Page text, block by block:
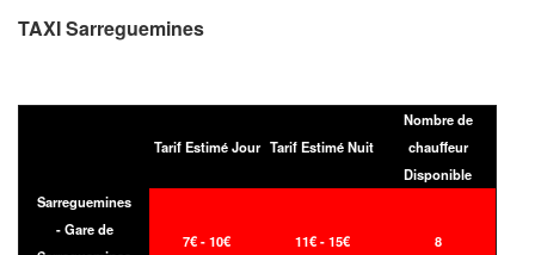
TAXI Sarreguemines
Tarif Estimé Jour Tarif Estimé Nuit
Nombre de
chauffeur
Disponible
Sarreguemines
- Gare de
7€ - 10€ 11€ - 15€ 8